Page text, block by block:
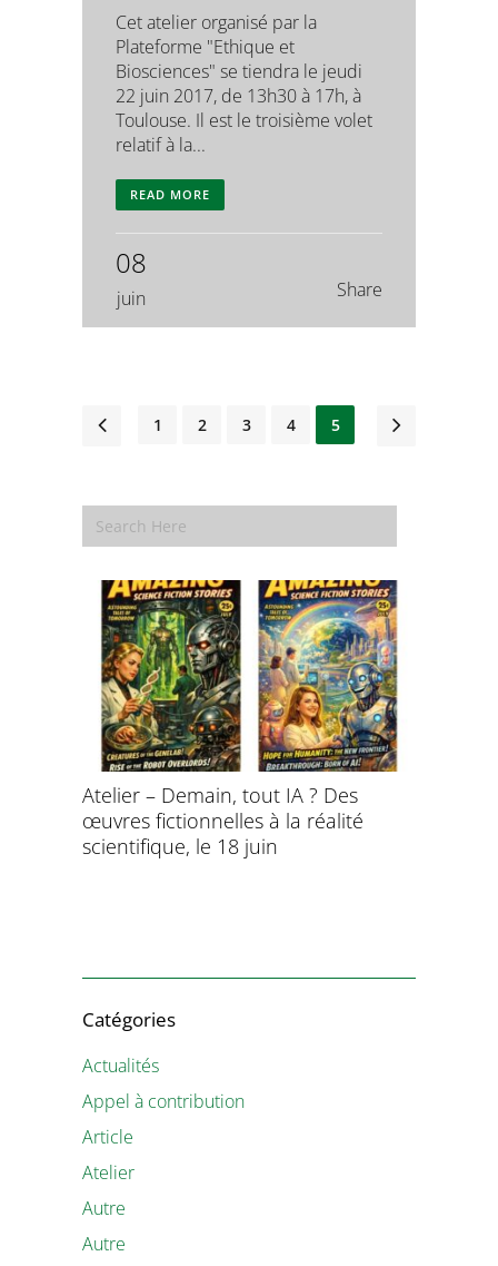
Cet atelier organisé par la
Plateforme "Ethique et
Biosciences" se tiendra le jeudi
22 juin 2017, de 13h30 à 17h, à
Toulouse. Il est le troisième volet
relatif à la...
READ MORE
08
juin Share
1 2 3 4 5
Atelier – Demain, tout IA ? Des
œuvres fictionnelles à la réalité
scientifique, le 18 juin
Catégories
Actualités
Appel à contribution
Article
Atelier
Autre
Autre